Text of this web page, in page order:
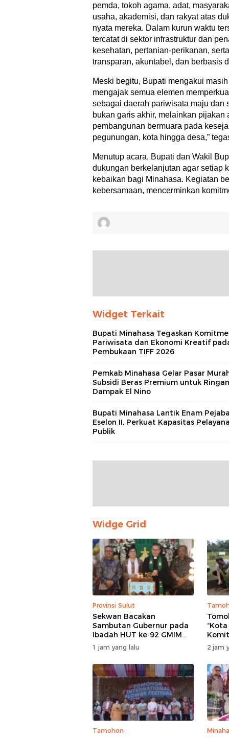
pemda, tokoh agama, adat,
usaha, akademisi, dan rakyat atas
nyata mereka. Dalam kurun waktu
tercatat di sektor infrastruktur dan
kesehatan, pertanian-perikanan,
transparan, akuntabel, dan berbasis
Meski begitu, Bupati mengakui
mengajak semua elemen
sebagai daerah pariwisata maju dan
bukan garis akhir, melainkan pijakan
pembangunan bermuara pada
pegunungan, kota hingga desa,”
Menutup acara, Bupati dan Wakil
dukungan berkelanjutan agar setiap
kebaikan bagi Minahasa. Kegiatan
kebersamaan, mencerminkan
Widget Terkait
Bupati Minahasa Tegaskan
Pariwisata dan Ekonomi Kreatif
Pembukaan TIFF 2026
Pemkab Minahasa Gelar Pasar
Subsidi Beras Premium untuk
Dampak El Nino
Bupati Minahasa Lantik Enam
Eselon II, Perkuat Kapasitas
Publik
Widge Grid
Provinsi Sulut
Sekwan Bacakan
Sambutan Gubernur pada
Ibadah HUT ke-92 GMIM
Syalom Molas: Ajakan
Perkuat Iman dan Sinergi
Pembangunan
1 jam yang lalu
lewat
Sapi
2 jam
Tamohon